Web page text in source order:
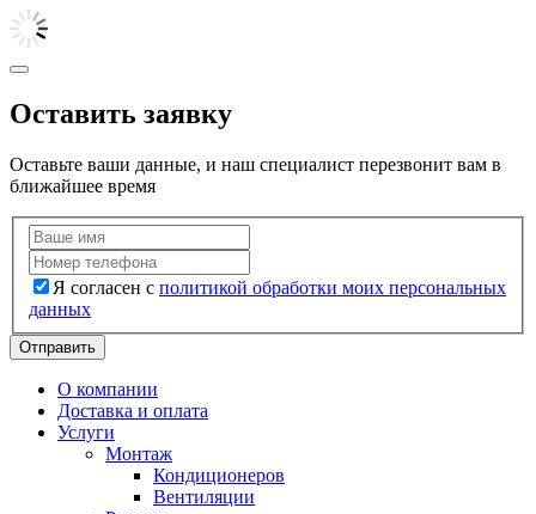
Оставить заявку
Оставьте ваши данные, и наш специалист перезвонит вам в
ближайшее время
Я согласен с политикой обработки моих персональных
данных
Отправить
О компании
Доставка и оплата
Услуги
Монтаж
Кондиционеров
Вентиляции